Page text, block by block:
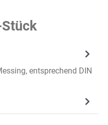
entsprechend DIN